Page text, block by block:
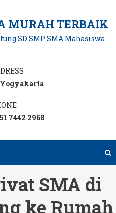
MURAH TERBAIK
SD SMP SMA Mahasiswa
7442 2968
SMA di
ke Rumah